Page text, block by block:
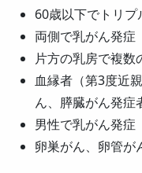
60歳以下でトリ
両側で乳がん発症
片方の乳房で複数
血縁者（第3度近
ん、膵臓がん発症
男性で乳がん発症
卵巣がん、卵管が